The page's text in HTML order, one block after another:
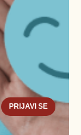
PRIJAVI SE